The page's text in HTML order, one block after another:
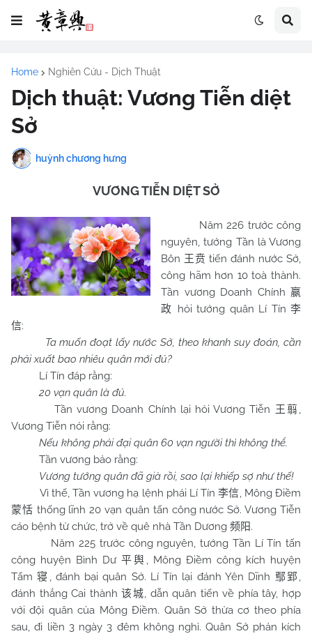
Home Nghiên Cứu - Dịch Thuật
Dịch thuật: Vương Tiễn diệt
Sở
huỳnh chương hưng
VƯƠNG TIỄN DIỆT SỞ
Năm 226 trước công
nguyên, tướng Tần là Vương
Bôn 王贲 tiến đánh nước Sở,
công hãm hơn 10 toà thành.
Tần vương Doanh Chính 嬴
政
hỏi tướng quân Lí Tín李
信:
Ta muốn đoạt lấy nước Sở, theo khanh suy đoán, cần
phải xuất bao nhiêu quân mới đủ?
Lí Tín đáp rằng:
20 vạn quân là đủ.
Tần vương Doanh Chính lại hỏi Vương Tiễn
王翦 ,
Vương Tiễn nói rằng:
Nếu không phải đại quân 60 vạn người thì không thể.
Tần vương bảo rằng:
Vương tướng quân đã già rồi, sao lại khiếp sợ như thế!
Vì thế, Tần vương hạ lệnh phái Lí Tín李信, Mông Điềm
蒙恬 thống lĩnh 20 vạn quân tấn công nước Sở. Vương Tiễn
cáo bệnh từ chức, trở về quê nhà Tần Dương 频阳.
Năm 225 trước công nguyên, tướng Tần Lí Tín tấn
công huyện Bình Dư 平舆 , Mông Điềm công kích huyện
Tẩm寝 , đánh bại quân Sở. Lí Tín lại đánh Yên Dĩnh 鄢郢 ,
đánh thắng Cai thành该城, dẫn quân tiến về phía tây, hợp
với đội quân của Mông Điềm. Quân Sở thừa cơ theo phía
sau, đi liền 3 ngày 3 đêm không nghỉ. Quân Sở phản kích